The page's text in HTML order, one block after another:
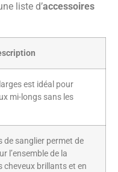
liste d’accessoires
est idéal pour
mi-longs sans les
de sanglier permet de
l’ensemble de la
cheveux brillants et en